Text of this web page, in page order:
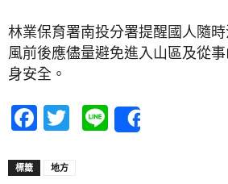
林業保育署南投分署提醒國人隨
風前後應儘量避免進入山區及從
身安全。
Facebook
Twitter
Line
標籤 地方